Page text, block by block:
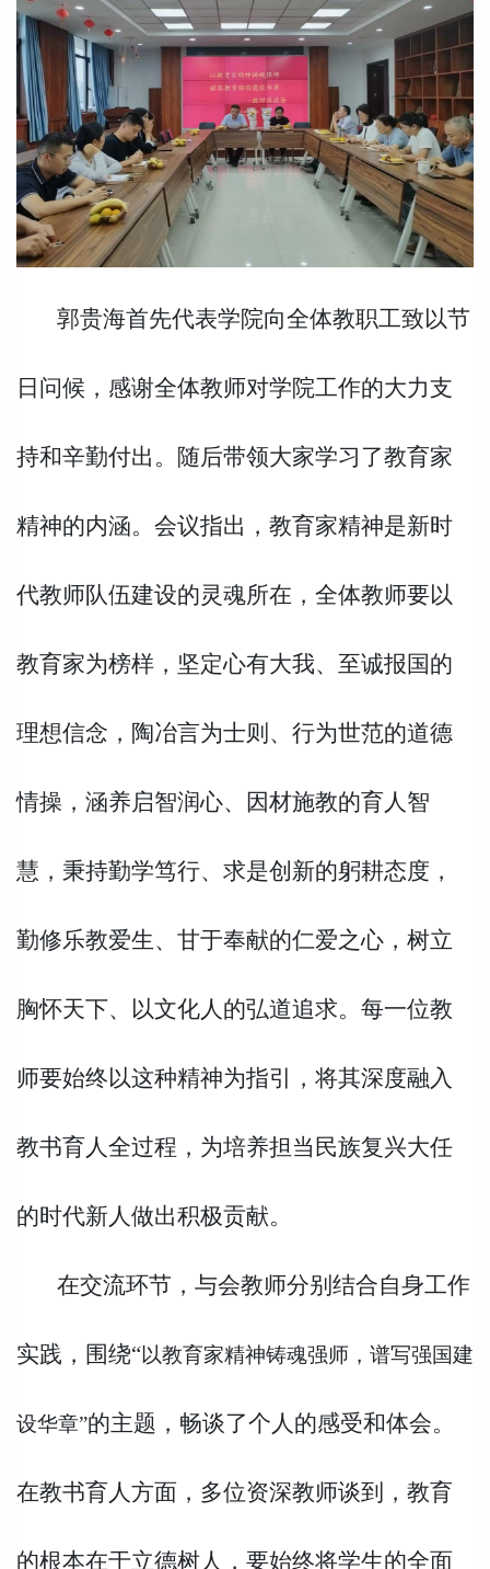
郭贵海首先代表学院向全体教职工致以节
日问候，感谢全体教师对学院工作的大力支
持和辛勤付出。 随后带领大家学习了教育家
精神的内涵。 会议指出，教育家精神是新时
代教师队伍建设的灵魂所在，全体教师要以
教育家为榜样，坚定心有大我、至诚报国的
理想信念，陶冶言为士则、行为世范的道德
情操，涵养启智润心、因材施教的育人智
慧，秉持勤学笃行、求是创新的躬耕态度，
勤修乐教爱生、甘于奉献的仁爱之心，树立
胸怀天下、以文化人的弘道追求。 每一位教
师要始终以这种精神为指引，将其深度融入
教书育人全过程，为培养担当民族复兴大任
的时代新人做出积极贡献。
在交流环节，与会教师分别结合自身工作
实践 ，围绕“以教育家精神铸魂强师，谱写强国建
设华章”的主题， 畅谈了个人的感受和体会。
在教书育人方面，多位资深教师谈到，教育
的根本在于立德树人，要始终将学生的全面